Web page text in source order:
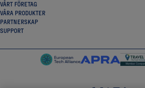
VÅRT FÖRETAG
VÅRA PRODUKTER
PARTNERSKAP
SUPPORT